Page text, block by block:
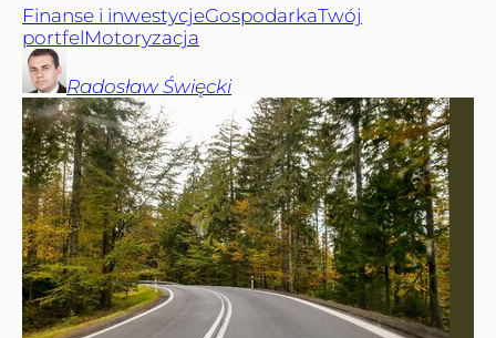
Finanse i inwestycjeGospodarkaTwój
portfelMotoryzacja
Radosław Święcki